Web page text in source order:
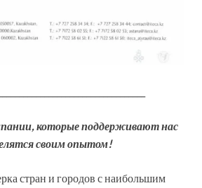
которые поддерживают нас
своим опытом!
стран и городов с наибольшим